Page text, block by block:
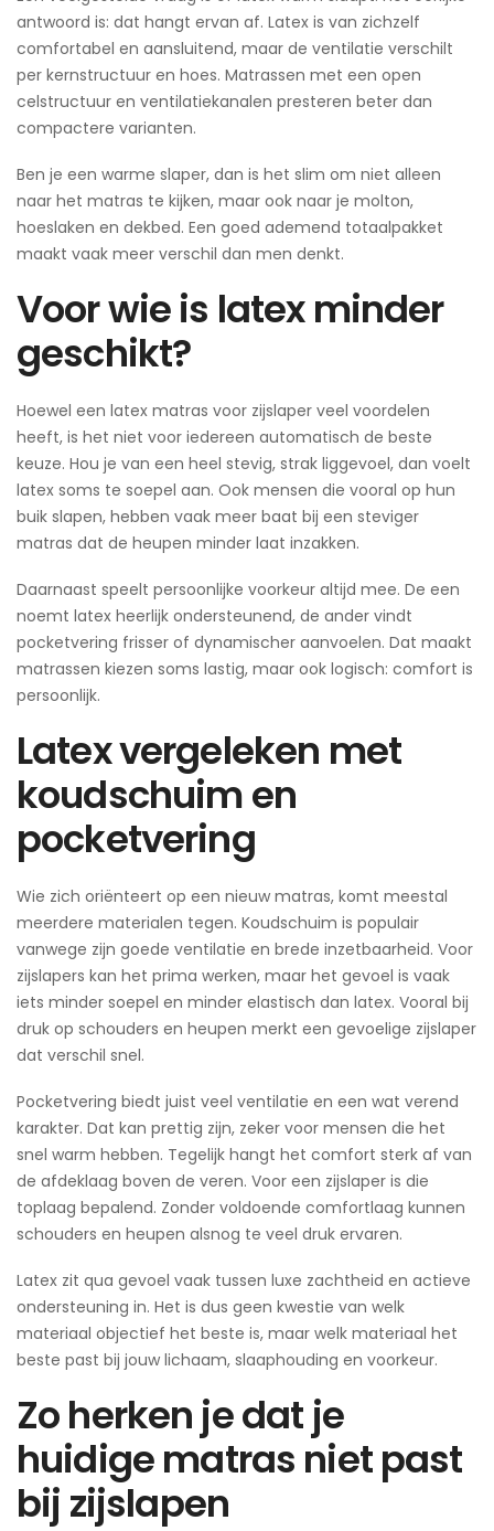
antwoord is: dat hangt ervan af. Latex is van zichzelf
comfortabel en aansluitend, maar de ventilatie verschilt
per kernstructuur en hoes. Matrassen met een open
celstructuur en ventilatiekanalen presteren beter dan
compactere varianten.
Ben je een warme slaper, dan is het slim om niet alleen
naar het matras te kijken, maar ook naar je molton,
hoeslaken en dekbed. Een goed ademend totaalpakket
maakt vaak meer verschil dan men denkt.
Voor wie is latex minder
geschikt?
Hoewel een latex matras voor zijslaper veel voordelen
heeft, is het niet voor iedereen automatisch de beste
keuze. Hou je van een heel stevig, strak liggevoel, dan voelt
latex soms te soepel aan. Ook mensen die vooral op hun
buik slapen, hebben vaak meer baat bij een steviger
matras dat de heupen minder laat inzakken.
Daarnaast speelt persoonlijke voorkeur altijd mee. De een
noemt latex heerlijk ondersteunend, de ander vindt
pocketvering frisser of dynamischer aanvoelen. Dat maakt
matrassen kiezen soms lastig, maar ook logisch: comfort is
persoonlijk.
Latex vergeleken met
koudschuim en
pocketvering
Wie zich oriënteert op een nieuw matras, komt meestal
meerdere materialen tegen. Koudschuim is populair
vanwege zijn goede ventilatie en brede inzetbaarheid. Voor
zijslapers kan het prima werken, maar het gevoel is vaak
iets minder soepel en minder elastisch dan latex. Vooral bij
druk op schouders en heupen merkt een gevoelige zijslaper
dat verschil snel.
Pocketvering biedt juist veel ventilatie en een wat verend
karakter. Dat kan prettig zijn, zeker voor mensen die het
snel warm hebben. Tegelijk hangt het comfort sterk af van
de afdeklaag boven de veren. Voor een zijslaper is die
toplaag bepalend. Zonder voldoende comfortlaag kunnen
schouders en heupen alsnog te veel druk ervaren.
Latex zit qua gevoel vaak tussen luxe zachtheid en actieve
ondersteuning in. Het is dus geen kwestie van welk
materiaal objectief het beste is, maar welk materiaal het
beste past bij jouw lichaam, slaaphouding en voorkeur.
Zo herken je dat je
huidige matras niet past
bij zijslapen